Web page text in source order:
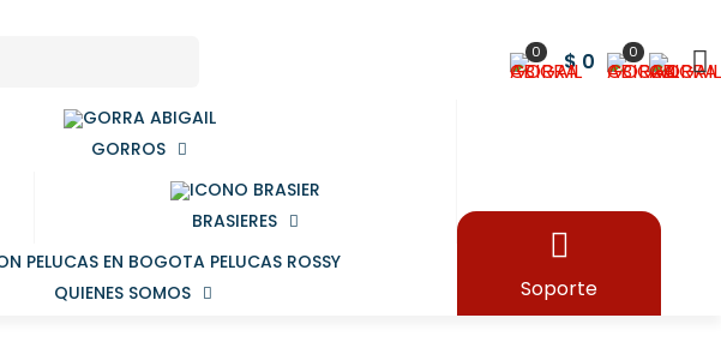
0 $ 0 0
GORROS
BRASIERES
QUIENES SOMOS Soporte